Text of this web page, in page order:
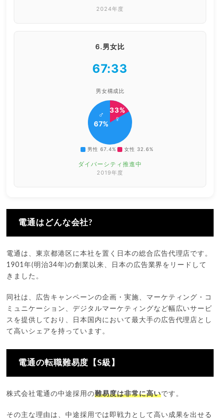
2024年度
6.男女比
67:33
男女構成比
67%
33%
♂ ♀
男性 67.4% 女性 32.6%
ダイバーシティ推進中
2019年度
電通はどんな会社?
電通は、東京都港区に本社を置く日本の総合広告代理店です。
1901年(明治34年)の創業以来、日本の広告業界をリードして
きました。
同社は、広告キャンペーンの企画・実施、マーケティング・コ
ミュニケーション、デジタルマーケティングなど幅広いサービ
スを提供しており、日本国内において最大手の広告代理店とし
て高いシェアを持っています。
電通の転職難易度【S級】
株式会社電通の中途採用の難易度は非常に高いです。
その主な理由は、中途採用では即戦力として高い成果を出せる